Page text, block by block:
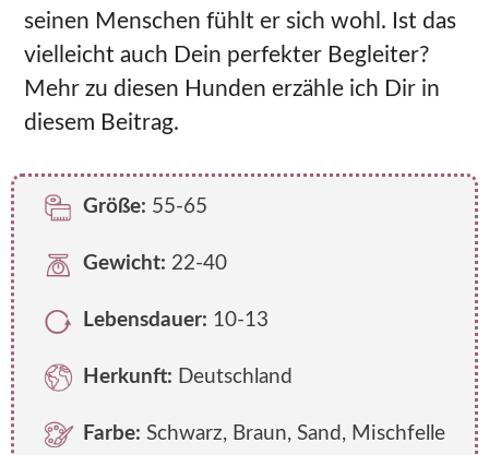
seinen Menschen fühlt er sich wohl. Ist das
vielleicht auch Dein perfekter Begleiter?
Mehr zu diesen Hunden erzähle ich Dir in
diesem Beitrag.
Größe: 55-65
Gewicht: 22-40
Lebensdauer: 10-13
Herkunft: Deutschland
Farbe: Schwarz, Braun, Sand, Mischfelle